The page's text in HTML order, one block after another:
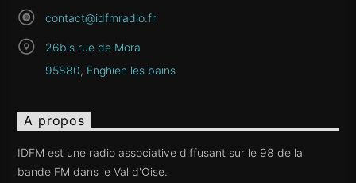
contact@idfmradio.fr
26bis rue de Mora
95880, Enghien les bains
A propos
IDFM est une radio associative diffusant sur le 98 de la
bande FM dans le Val d'Oise.